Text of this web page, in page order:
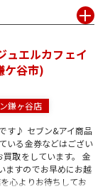
ュエルカフェイ
ケ谷市)
鎌ヶ谷店
す♪ セブン&アイ商品
いる金券などはござい
取をしています。 金
ますのでお早めにお越
心よりお待ちしてお